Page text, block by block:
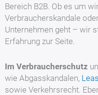
Bereich B2B. Ob es um
Verbraucherskandale
Unternehmen geht – wir
Erfahrung zur Seite.
Im Verbraucherschutz
wie Abgasskandalen,
sowie Verkehrsrecht.